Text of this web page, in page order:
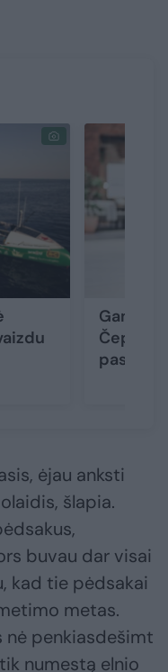
Gamtos
Čepulis:
ėjau anksti
šlapia.
buvau dar visai
kad tie pėdsakai
metas.
nė penkiasdešimt
numestą elnio